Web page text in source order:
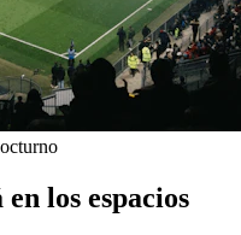
los espacios